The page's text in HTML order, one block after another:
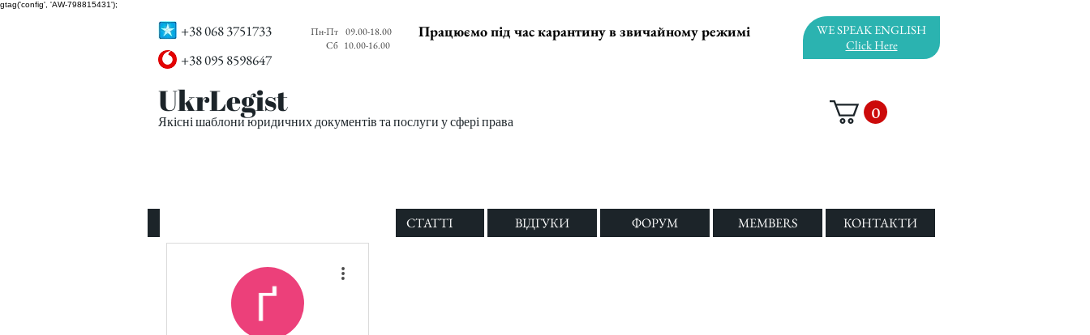
gtag('config', 'AW-798815431');
+38 068 3751733
+38 095 8598647
Пн-Пт
Сб
09.00-18.00
10.00-16.00
Працюємо під час карантину в звичайному режимі
UkrLegist
Якісні шаблони юридичних документів та послуги у сфері права
WE SPEAK ENGLISH
Click Here
0
СТАТТІ ВІДГУКИ ФОРУМ MEMBERS КОНТАКТИ